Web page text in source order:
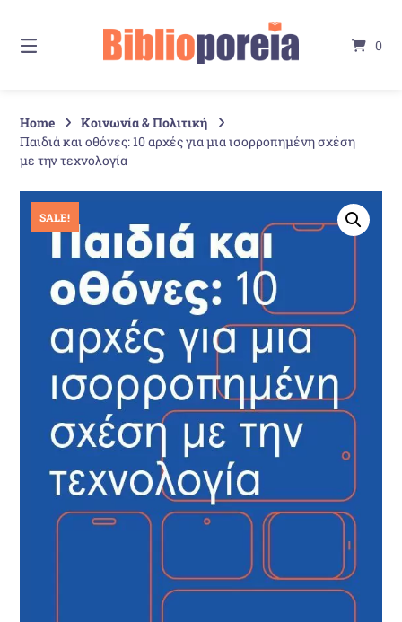
Inhalt
0
Home
Κοινωνία & Πολιτική
Παιδιά και οθόνες: 10 αρχές για μια ισορροπημένη σχέση
με την τεχνολογία
SALE!